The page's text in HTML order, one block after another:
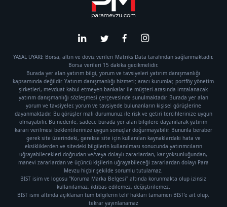
YASAL UYARI: Borsa, altın ve döviz verileri Matriks Data tarafından sağlanmaktadır.
Borsa verileri 15 dakika gecikmelidir.
Burada yer alan yatırım bilgi, yorum ve tavsiyeleri yatırım danışmanlığı
kapsamında değildir. Yatırım danışmanlığı hizmeti; aracı kurumlar, portföy yönetim
şirketleri, mevduat kabul etmeyen bankalar ile müşteri arasında imzalanacak
yatırım danışmanlığı sözleşmesi çerçevesinde sunulmaktadır. Burada yer alan
yorum ve tavsiyeler, yorum ve tavsiyede bulunanların kişisel görüşlerine
dayanmaktadır. Bu görüşler mali durumunuz ile risk ve getiri tercihlerinize uygun
olmayabilir. Bu nedenle, sadece burada yer alan bilgilere dayanılarak yatırım
kararı verilmesi beklentilerinize uygun sonuçlar doğurmayabilir. Bununla beraber
gerek site üzerindeki, gerekse site için kullanılan kaynaklardaki hata ve
eksikliklerden ve sitedeki bilgilerin kullanılması sonucunda yatırımcıların
uğrayabilecekleri doğrudan ve/veya dolaylı zararlardan, kar yoksunluğundan,
manevi zararlardan ve üçüncü kişilerin uğrayabileceği zararlardan dolayı Para
Mevzu hiçbir şekilde sorumlu tutulamaz.
BIST isim ve logosu "Koruma Marka Belgesi" altında korunmakta olup izinsiz
kullanılamaz, iktibas edilemez, değiştirilemez.
BIST ismi altında açıklanan tüm bilgilerin telif hakları tamamen BIST'e ait olup,
tekrar yayınlanamaz